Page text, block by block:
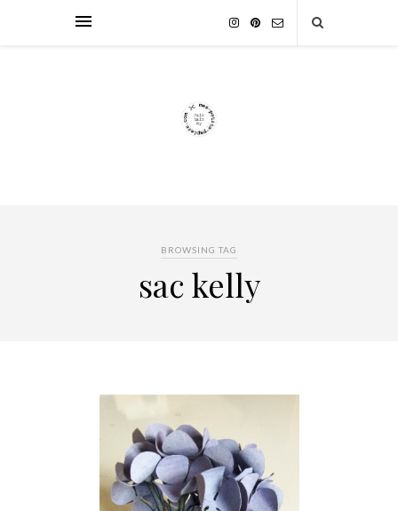
BROWSING TAG
sac kelly